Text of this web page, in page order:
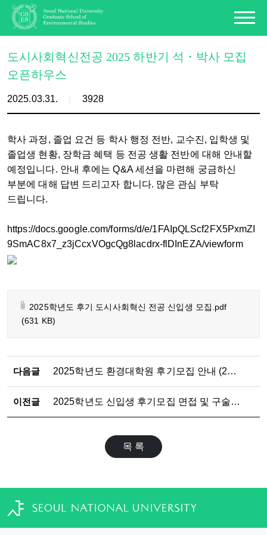
도시사회혁신전공 2025 하반기 석・박사 모집
오픈하우스
2025.03.31. 3928
학사 과정, 졸업 요건 등 학사 행정 전반, 교수진, 입학생 및
졸업생 현황, 장학금 혜택 등 전공 생활 전반에 대해 안내할
예정입니다. 안내 후에는 Q&A 세션을 마련해 궁금하신
부분에 대해 답변 드리고자 합니다. 많은 관심 부탁
드립니다.
https://docs.google.com/forms/d/e/1FAIpQLScf2FX5PxmZI
9SmAC8x7_z3jCcxVOgcQg8lacdrx-flDInEZA/viewform
2025학년도 후기 도시사회혁신 전공 신입생 모집.pdf
(631 KB)
다음글 2025학년도 환경대학원 후기모집 안내 (2025.4.14.(월) 10:00~4.18.(금) 17:00)
이전글 2025학년도 신입생 후기모집 면접 및 구술고사 일정 안내 (4.30.)
목 록